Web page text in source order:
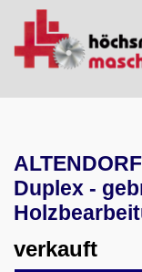
Maschinenankauf
Shop
Videos
Duplex -
verkauft